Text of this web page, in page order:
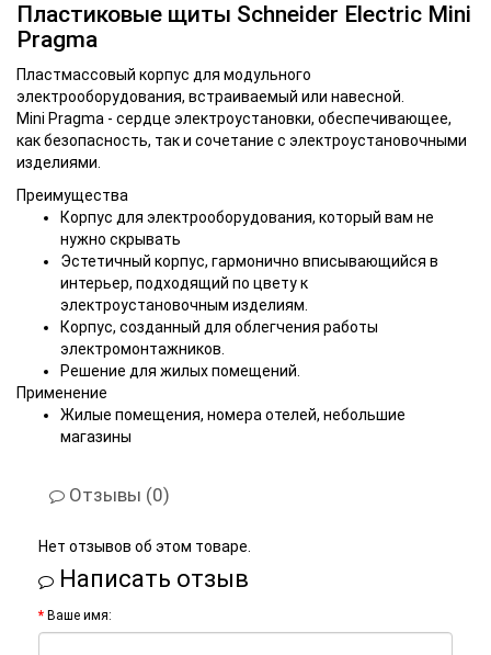
Пластиковые щиты Schneider Electric Mini
Pragma
Пластмассовый корпус для модульного
электрооборудования, встраиваемый или навесной.
Mini Pragma - сердце электроустановки, обеспечивающее,
как безопасность, так и сочетание с электроустановочными
изделиями.
Преимущества
Корпус для электрооборудования, который вам не
нужно скрывать
Эстетичный корпус, гармонично вписывающийся в
интерьер, подходящий по цвету к
электроустановочным изделиям.
Корпус, созданный для облегчения работы
электромонтажников.
Решение для жилых помещений.
Применение
Жилые помещения, номера отелей, небольшие
магазины
Отзывы (0)
Нет отзывов об этом товаре.
Написать отзыв
Ваше имя: